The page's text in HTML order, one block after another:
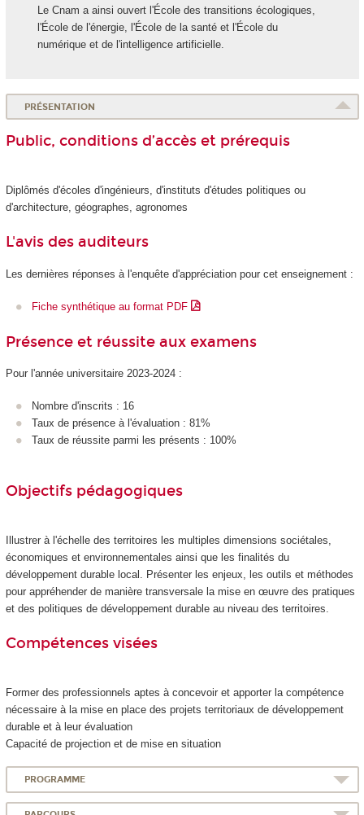
Le Cnam a ainsi ouvert l'École des transitions écologiques,
l'École de l'énergie, l'École de la santé et l'École du
numérique et de l'intelligence artificielle.
PRÉSENTATION
Public, conditions d’accès et prérequis
Diplômés d'écoles d'ingénieurs, d'instituts d'études politiques ou
d'architecture, géographes, agronomes
L'avis des auditeurs
Les dernières réponses à l'enquête d'appréciation pour cet enseignement :
Fiche synthétique au format PDF
Présence et réussite aux examens
Pour l'année universitaire 2023-2024 :
Nombre d'inscrits : 16
Taux de présence à l'évaluation : 81%
Taux de réussite parmi les présents : 100%
Objectifs pédagogiques
Illustrer à l'échelle des territoires les multiples dimensions sociétales,
économiques et environnementales ainsi que les finalités du
développement durable local. Présenter les enjeux, les outils et méthodes
pour appréhender de manière transversale la mise en œuvre des pratiques
et des politiques de développement durable au niveau des territoires.
Compétences visées
Former des professionnels aptes à concevoir et apporter la compétence
nécessaire à la mise en place des projets territoriaux de développement
durable et à leur évaluation
Capacité de projection et de mise en situation
PROGRAMME